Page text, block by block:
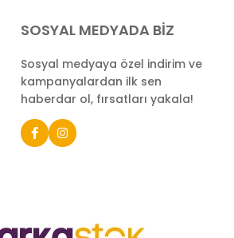
SOSYAL MEDYADA BİZ
Sosyal medyaya özel indirim ve
kampanyalardan ilk sen
haberdar ol, fırsatları yakala!